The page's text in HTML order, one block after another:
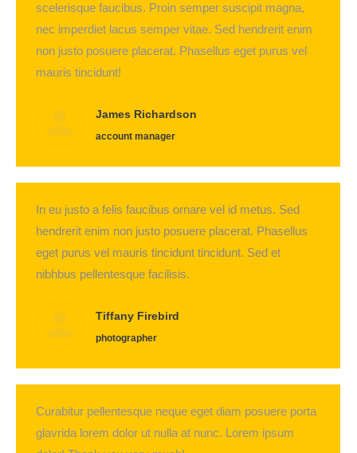
scelerisque faucibus. Proin semper suscipit magna,
nec imperdiet lacus semper vitae. Sed hendrerit enim
non justo posuere placerat. Phasellus eget purus vel
mauris tincidunt!
James Richardson
account manager
In eu justo a felis faucibus ornare vel id metus. Sed
hendrerit enim non justo posuere placerat. Phasellus
eget purus vel mauris tincidunt tincidunt. Sed et
nibhbus pellentesque facilisis.
Tiffany Firebird
photographer
Curabitur pellentesque neque eget diam posuere porta
glavrida lorem dolor ut nulla at nunc. Lorem ipsum